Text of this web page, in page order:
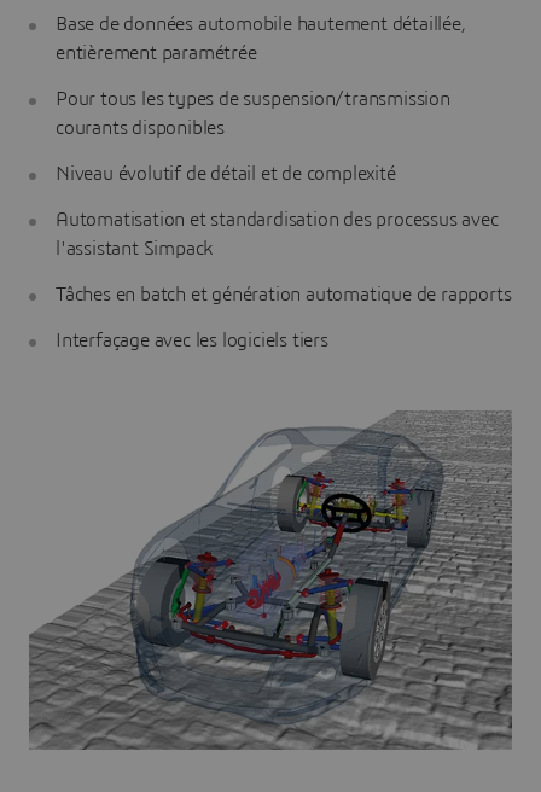
Base de données automobile hautement détaillée,
entièrement paramétrée
Pour tous les types de suspension/transmission
courants disponibles
Niveau évolutif de détail et de complexité
Automatisation et standardisation des processus avec
l'assistant Simpack
Tâches en batch et génération automatique de rapports
Interfaçage avec les logiciels tiers